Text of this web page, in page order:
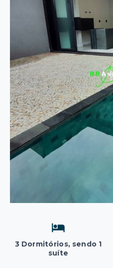
3 Dormitórios, sendo 1
suíte